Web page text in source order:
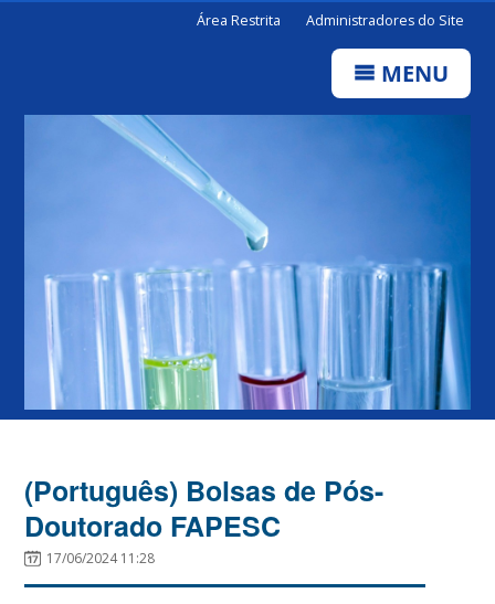
Área Restrita Administradores do Site
MENU
(Português) Bolsas de Pós-
Doutorado FAPESC
17/06/2024 11:28